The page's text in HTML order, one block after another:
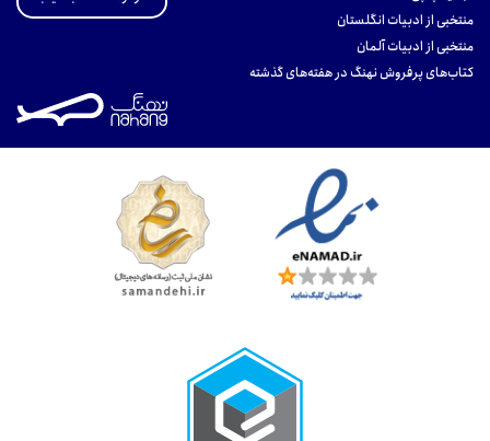
منتخبی از ادبیات انگلستان
منتخبی از ادبیات آلمان
کتاب‌های پرفروش نهنگ در هفته‌های گذشته